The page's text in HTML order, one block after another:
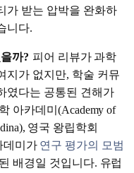
가 받는 압박을 완화하
니다.
까? 피어 리뷰가 과학
지가 없지만, 학술 커뮤
였다는 공통된 견해가
아카데미(Academy of
영국 왕립학회
데미가 연구 평가의 모범
배경일 것입니다. 유럽